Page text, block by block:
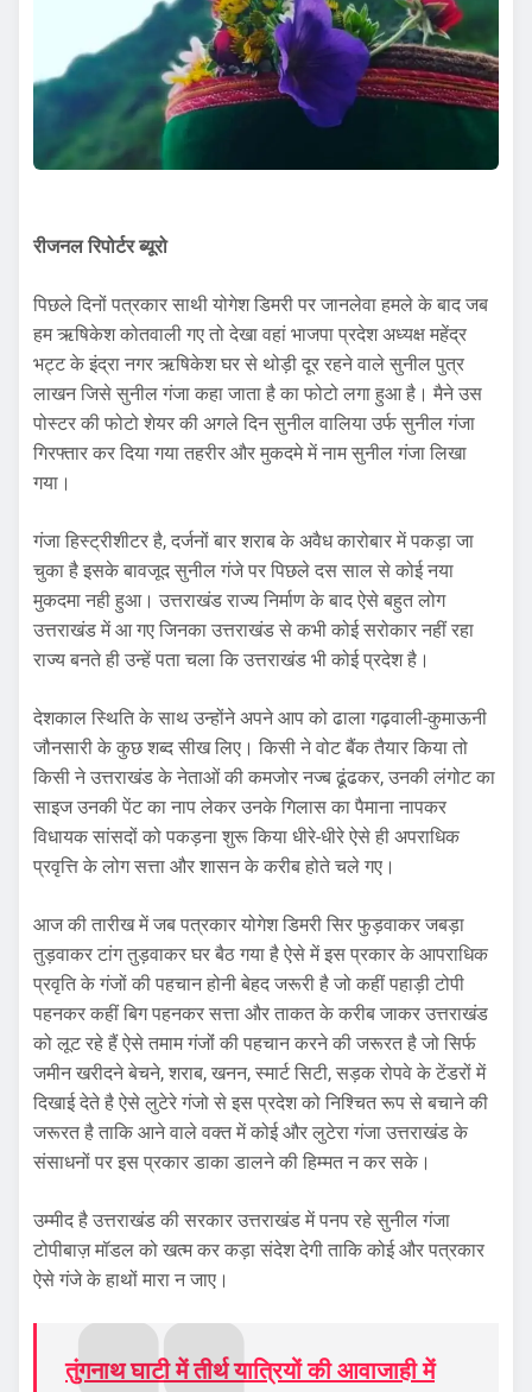
रीजनल रिपोर्टर ब्यूरो
पिछले दिनों पत्रकार साथी योगेश डिमरी पर जानलेवा हमले के बाद जब
हम ऋषिकेश कोतवाली गए तो देखा वहां भाजपा प्रदेश अध्यक्ष महेंद्र
भट्ट के इंद्रा नगर ऋषिकेश घर से थोड़ी दूर रहने वाले सुनील पुत्र
लाखन जिसे सुनील गंजा कहा जाता है का फोटो लगा हुआ है। मैने उस
पोस्टर की फोटो शेयर की अगले दिन सुनील वालिया उर्फ सुनील गंजा
गिरफ्तार कर दिया गया तहरीर और मुकदमे में नाम सुनील गंजा लिखा
गया।
गंजा हिस्ट्रीशीटर है, दर्जनों बार शराब के अवैध कारोबार में पकड़ा जा
चुका है इसके बावजूद सुनील गंजे पर पिछले दस साल से कोई नया
मुकदमा नही हुआ। उत्तराखंड राज्य निर्माण के बाद ऐसे बहुत लोग
उत्तराखंड में आ गए जिनका उत्तराखंड से कभी कोई सरोकार नहीं रहा
राज्य बनते ही उन्हें पता चला कि उत्तराखंड भी कोई प्रदेश है।
देशकाल स्थिति के साथ उन्होंने अपने आप को ढाला गढ़वाली-कुमाऊनी
जौनसारी के कुछ शब्द सीख लिए। किसी ने वोट बैंक तैयार किया तो
किसी ने उत्तराखंड के नेताओं की कमजोर नज्ब ढूंढकर, उनकी लंगोट का
साइज उनकी पेंट का नाप लेकर उनके गिलास का पैमाना नापकर
विधायक सांसदों को पकड़ना शुरू किया धीरे-धीरे ऐसे ही अपराधिक
प्रवृत्ति के लोग सत्ता और शासन के करीब होते चले गए।
आज की तारीख में जब पत्रकार योगेश डिमरी सिर फुड़वाकर जबड़ा
तुड़वाकर टांग तुड़वाकर घर बैठ गया है ऐसे में इस प्रकार के आपराधिक
प्रवृति के गंजों की पहचान होनी बेहद जरूरी है जो कहीं पहाड़ी टोपी
पहनकर कहीं बिग पहनकर सत्ता और ताकत के करीब जाकर उत्तराखंड
को लूट रहे हैं ऐसे तमाम गंजोंं की पहचान करने की जरूरत है जो सिर्फ
जमीन खरीदने बेचने, शराब, खनन, स्मार्ट सिटी, सड़क रोपवे के टेंडरों में
दिखाई देते है ऐसे लुटेरे गंजो से इस प्रदेश को निश्चित रूप से बचाने की
जरूरत है ताकि आने वाले वक्त में कोई और लुटेरा गंजा उत्तराखंड के
संसाधनों पर इस प्रकार डाका डालने की हिम्मत न कर सके।
उम्मीद है उत्तराखंड की सरकार उत्तराखंड में पनप रहे सुनील गंजा
टोपीबाज़ मॉडल को खत्म कर कड़ा संदेश देगी ताकि कोई और पत्रकार
ऐसे गंजे के हाथों मारा न जाए।
तुंगनाथ घाटी में तीर्थ यात्रियों की आवाजाही में